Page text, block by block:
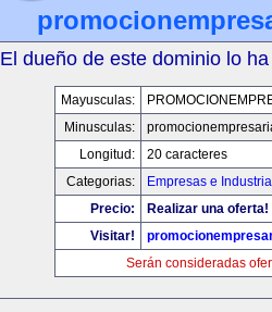
El dueño de este dominio lo
Mayusculas:
Minusculas:
Longitud:
20 caracteres
Categorias:
Empresas e
Precio:
Realizar una oferta!
Visitar!
Serán consideradas